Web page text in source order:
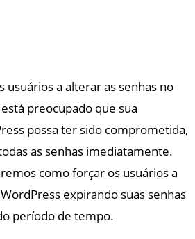
usuários a alterar as senhas no
preocupado que sua
possa ter sido comprometida,
as senhas imediatamente.
como forçar os usuários a
expirando suas senhas
período de tempo.